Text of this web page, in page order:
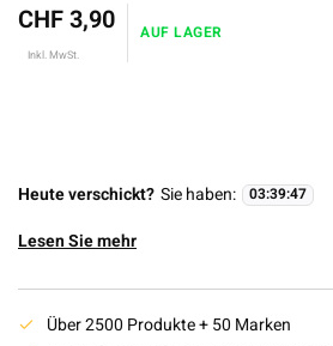
CHF 3,90
Inkl. MwSt.
AUF LAGER
Heute verschickt? Sie haben: 03:39:47
Lesen Sie mehr
Über 2500 Produkte + 50 Marken